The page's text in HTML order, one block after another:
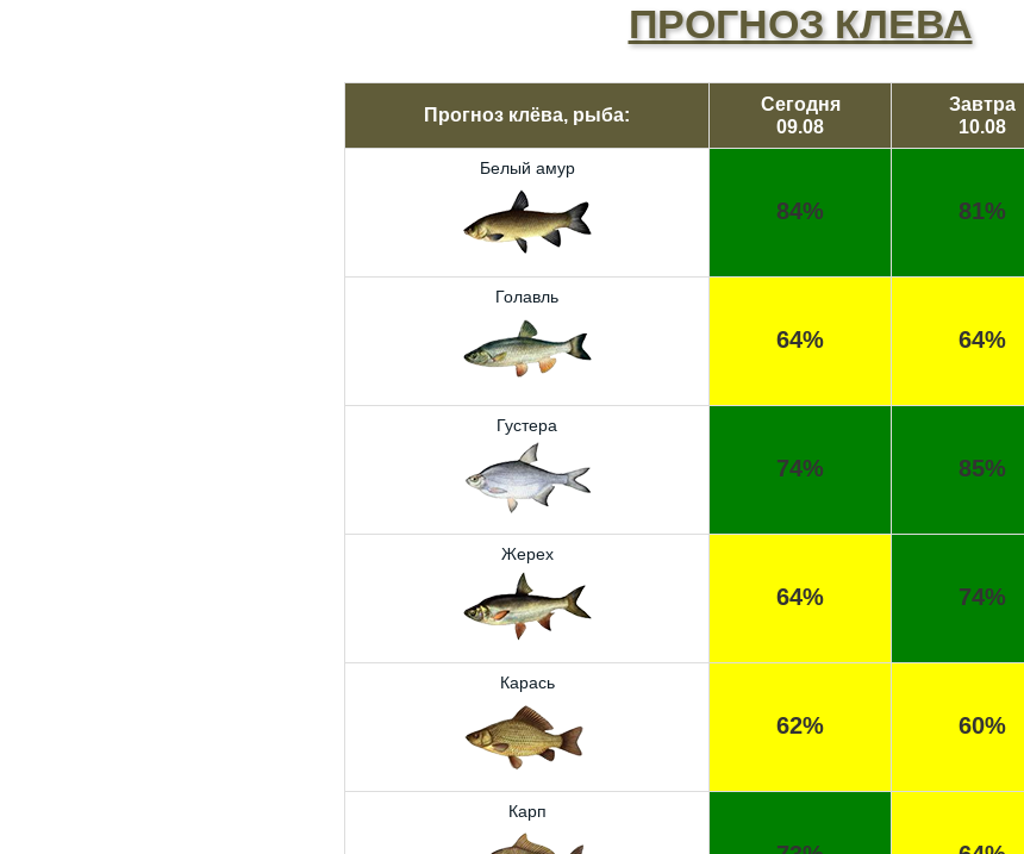
ПРОГНОЗ КЛЕВА
Прогноз клёва, рыба:
Сегодня
09.08
Завтра
10.08
Белый амур
84% 81%
Голавль
64% 64%
Густера
74% 85%
Жерех
64% 74%
Карась
62% 60%
Карп